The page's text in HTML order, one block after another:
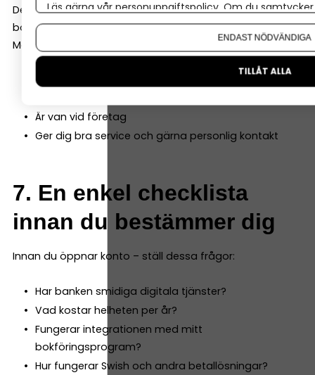
Det betyder inte att du måste välja “den perfekta
banken”.
Men välj en bank som:
Har fungerande digitala tjänster och ett stort
Är van vid företag
Ger dig bra service och gärna personlig kontakt
7. En enkel checklista
innan du bestämmer dig
Innan du öppnar konto – ställ dessa frågor:
Har banken smidiga digitala tjänster?
Vad kostar helheten per år?
Fungerar integrationen med mitt
bokföringsprogram?
Hur fungerar Swish och andra betallösningar?
Läs gärna vår personuppgiftspolicy. Om du
Om du vill ändra ditt val i efterhand hittar du den
ENDAST NÖDVÄNDIGA
TILLÅT ALLA